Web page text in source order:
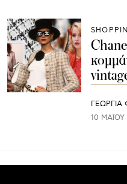
ΓΕΩΡΓΙΑ
10 ΜΑΪ́ΟΥ